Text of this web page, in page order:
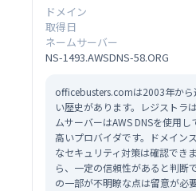
ドメイン
取得日
ネームサーバー
NS-1493.AWSDNS-58.ORG
officebusters.comは2003年か
い歴史があります。レジストラ
ムサーバーはAWS DNSを使用
高いプロバイダです。ドメイン
なセキュリティ対策は確認でき
ら、一定の信頼性があると判断
の一部が不明瞭な点は留意が必要